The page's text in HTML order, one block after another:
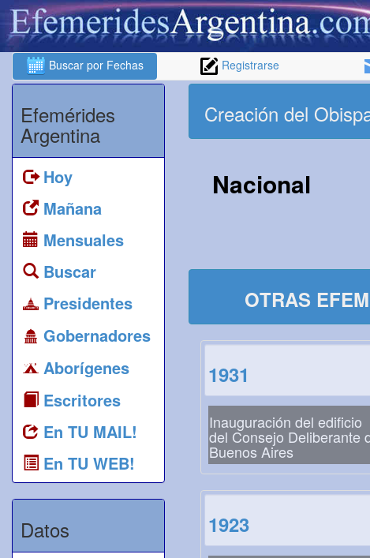
Buscar por Fechas Registrarse
Efemérides
Argentina
Hoy
Mañana
Mensuales
Buscar
Presidentes
Gobernadores
Aborígenes
Escritores
En TU MAIL!
En TU WEB!
Datos
Creación del
Nacional
OTRAS
1931
Inauguración del edificio
del Consejo Deliberante
Buenos Aires
1923